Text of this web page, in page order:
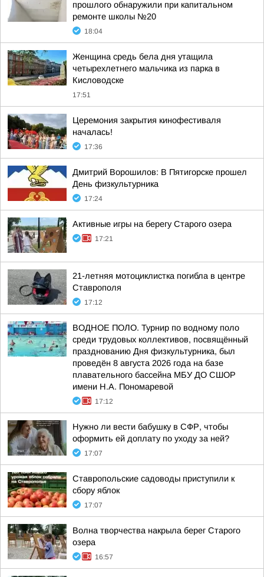
прошлого обнаружили при капитальном
ремонте школы №20
18:04
Женщина средь бела дня утащила
четырехлетнего мальчика из парка в
Кисловодске
17:51
Церемония закрытия кинофестиваля
началась!
17:36
Дмитрий Ворошилов: В Пятигорске прошел
День физкультурника
17:24
Активные игры на берегу Старого озера
17:21
21-летняя мотоциклистка погибла в центре
Ставрополя
17:12
ВОДНОЕ ПОЛО. Турнир по водному поло
среди трудовых коллективов, посвящённый
празднованию Дня физкультурника, был
проведён 8 августа 2026 года на базе
плавательного бассейна МБУ ДО СШОР
имени Н.А. Пономаревой
17:12
Нужно ли вести бабушку в СФР, чтобы
оформить ей доплату по уходу за ней?
17:07
Ставропольские садоводы приступили к
сбору яблок
17:07
Волна творчества накрыла берег Старого
озера
16:57